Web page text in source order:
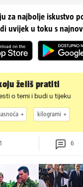
za najbolje iskustvo
uvijek u toku s
želiš pratiti
o temi i budi u tijeku
kilogrami
1 6